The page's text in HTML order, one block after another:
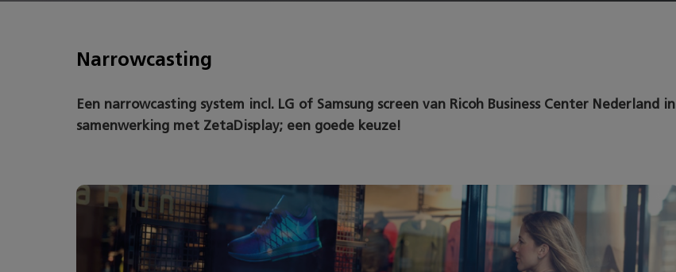
Narrowcasting
Een narrowcasting system incl. LG of Samsung screen van Ricoh Business Center Nederland in
samenwerking met ZetaDisplay; een goede keuze!